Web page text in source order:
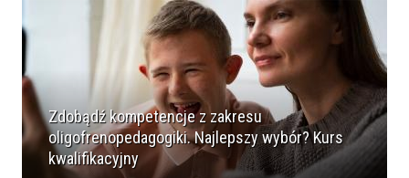
Zdobądź kompetencje z zakresu
oligofrenopedagogiki. Najlepszy wybór? Kurs
kwalifikacyjny